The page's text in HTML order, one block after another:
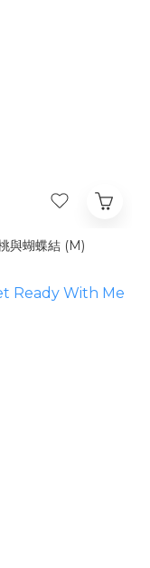
與蝴蝶結 (M)